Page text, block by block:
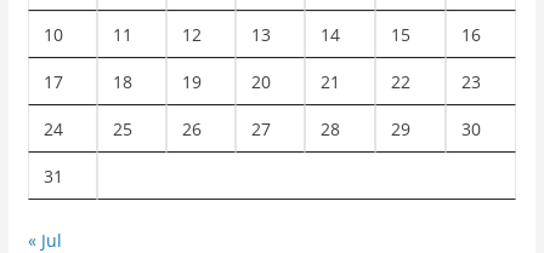
10 11 12 13 14 15 16
17 18 19 20 21 22 23
24 25 26 27 28 29 30
31
« Jul